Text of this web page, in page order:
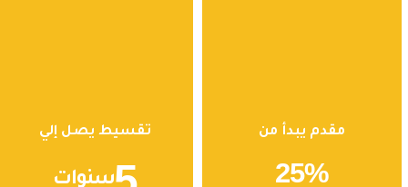
مقدم يبدأ من
25
تقسيط يصل إلي
سنوات